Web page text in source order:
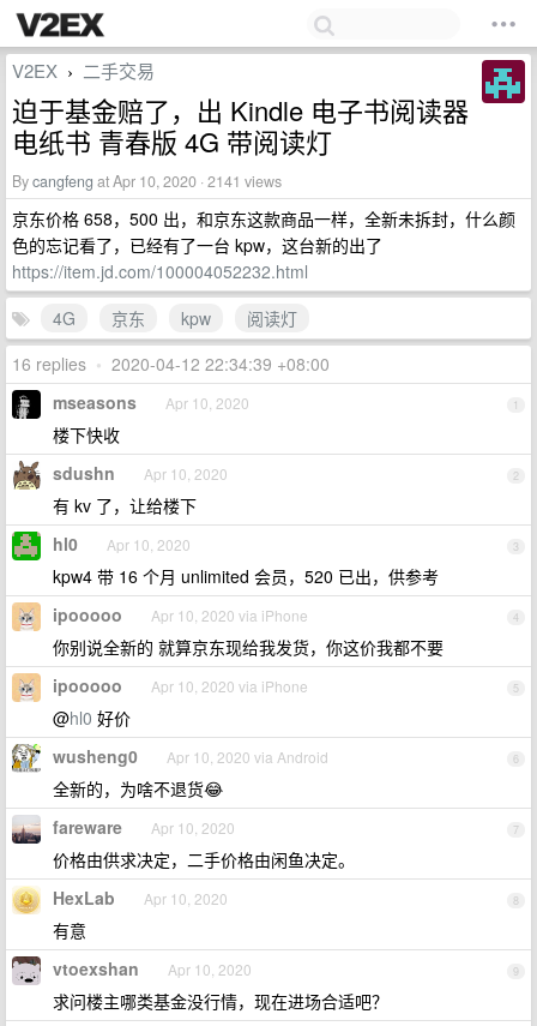
V2EX › 二手交易
迫于基金赔了，出 Kindle 电子书阅读器
电纸书 青春版 4G 带阅读灯
Bycangfeng at Apr 10, 2020 · 2141 views
京东价格 658，500 出，和京东这款商品一样，全新未拆封，什么颜
色的忘记看了，已经有了一台 kpw，这台新的出了
https://item.jd.com/100004052232.html
4G
京东 kpw
阅读灯
16 replies • 2020-04-12 22:34:39 +08:00
1
mseasons Apr 10, 2020
楼下快收
2
sdushn Apr 10, 2020
有 kv 了，让给楼下
3
hl0 Apr 10, 2020
kpw4 带 16 个月 unlimited 会员，520 已出，供参考
4
ipooooo Apr 10, 2020 via iPhone
你别说全新的 就算京东现给我发货，你这价我都不要
5
ipooooo Apr 10, 2020 via iPhone
@hl0 好价
6
wusheng0 Apr 10, 2020 via Android
全新的，为啥不退货😂
7
fareware Apr 10, 2020
价格由供求决定，二手价格由闲鱼决定。
8
HexLab Apr 10, 2020
有意
9
vtoexshan Apr 10, 2020
求问楼主哪类基金没行情，现在进场合适吧？